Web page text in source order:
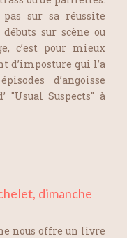
sur sa réussite
sur scène ou
c’est pour mieux
d’imposture qui l’a
d’angoisse
"Usual Suspects" à
dimanche
nous offre un livre